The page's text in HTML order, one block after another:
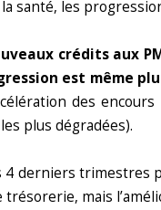
santé, les
crédits aux
est même
des
plus dégradées).
derniers trimestres
trésorerie, mais